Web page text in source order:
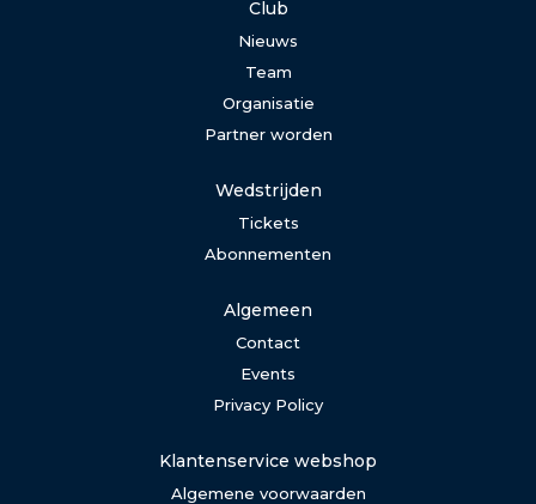
Club
Nieuws
Team
Organisatie
Partner worden
Wedstrijden
Tickets
Abonnementen
Algemeen
Contact
Events
Privacy Policy
Klantenservice webshop
Algemene voorwaarden